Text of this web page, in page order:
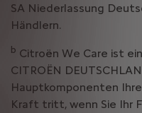
SA Niederlassung
Händlern.
b Citroën We Care ist
CITROËN
Hauptkomponenten
Kraft tritt, wenn Sie Ihr